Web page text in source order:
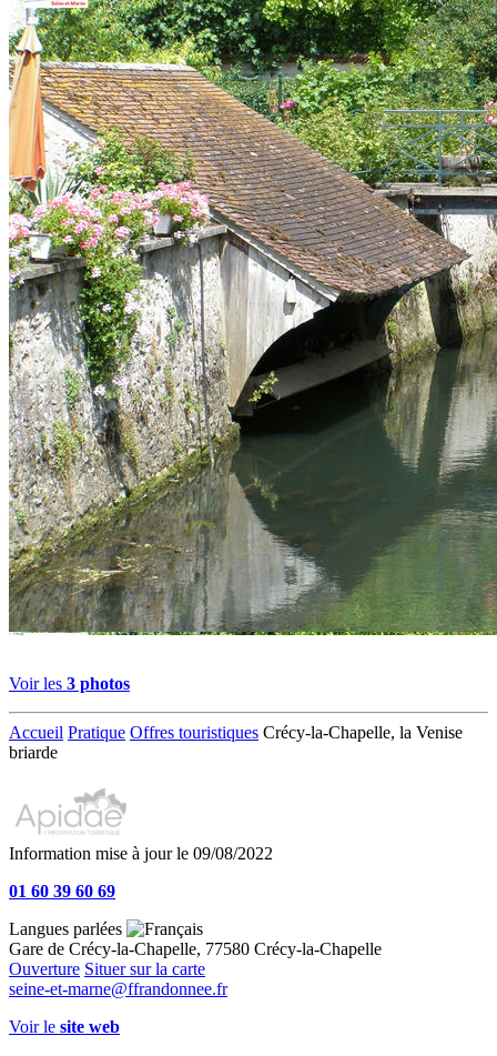
Voir les 3 photos
Accueil Pratique Offres touristiques Crécy-la-Chapelle, la Venise
briarde
Information mise à jour le 09/08/2022
01 60 39 60 69
Langues parlées
Gare de Crécy-la-Chapelle, 77580 Crécy-la-Chapelle
Ouverture Situer sur la carte
seine-et-marne@ffrandonnee.fr
Voir le site web